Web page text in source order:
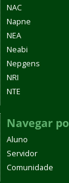
NAC
Napne
NEA
Neabi
Nepgens
NRI
NTE
Navegar
Aluno
Servidor
Comunidade